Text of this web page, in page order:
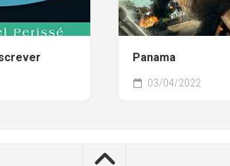
Panama
03/04/2022